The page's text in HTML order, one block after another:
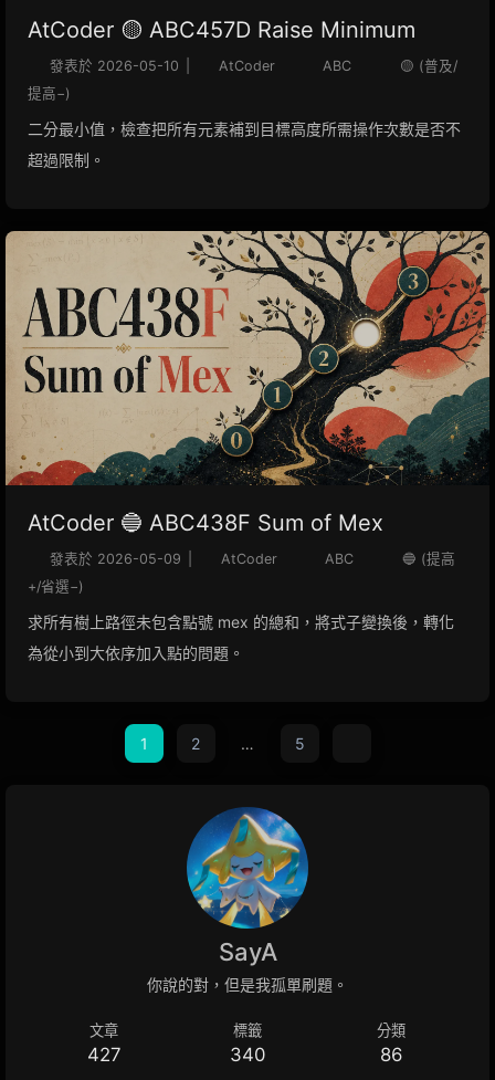
AtCoder 🟡 ABC457D Raise Minimum
發表於 2026-05-10 AtCoder ABC
🟡 (普及/
提高−)
二分最小值，檢查把所有元素補到目標高度所需操作次數是否不
超過限制。
AtCoder 🔵 ABC438F Sum of Mex
發表於 2026-05-09 AtCoder ABC
🔵 (提高
+/省選−)
求所有樹上路徑未包含點號 mex 的總和，將式子變換後，轉化
為從小到大依序加入點的問題。
1 2 … 5
SayA
你說的對，但是我孤單刷題。
文章
427
標籤
340
分類
86